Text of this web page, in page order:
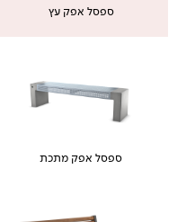
ספסל אפק עץ
ספסל אפק מתכת